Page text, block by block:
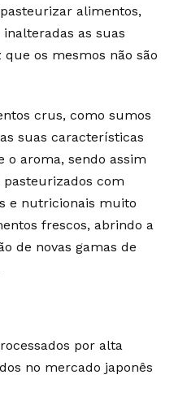
alimentos,
as suas
os mesmos não são
crus, como sumos
suas características
o aroma, sendo assim
com
e nutricionais muito
frescos, abrindo a
de novas gamas de
por alta
no mercado japonês